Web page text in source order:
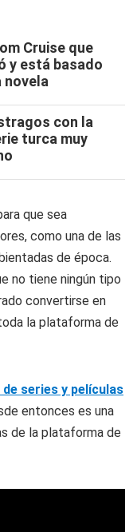
Cruise que
y está basado
novela
con la
turca muy
que sea
como una de las
de época.
no tiene ningún tipo
convertirse en
la plataforma de
series y películas
entonces es una
de la plataforma de